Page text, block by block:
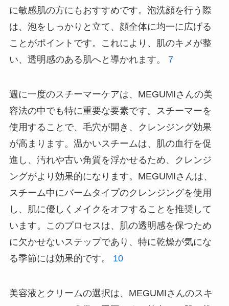
に敏感肌の方にもおすすめです。泡洗顔を行う際
は、泡をしっかりと立て、顔全体に均一に広げる
ことがポイントです。これにより、肌のキメが整
い、透明感のある肌へと導かれます。 7
週に一度のスチーマーケアは、MEGUMIさんの美
容法の中でも特に重要な要素です。スチーマーを
使用することで、毛穴が開き、クレンジング効果
が高まります。温かいスチームは、肌の血行を促
進し、汚れや古い角質を浮かせるため、クレンジ
ングがより効果的になります。MEGUMIさんは、
スチーム中にバームタイプのクレンジングを使用
し、肌に優しくメイクをオフすることを推奨して
います。このプロセスは、肌の透明感を保つため
に欠かせないステップであり、特に乾燥が気にな
る季節には効果的です。 10
美容液とクリームの選択は、MEGUMIさんのスキ